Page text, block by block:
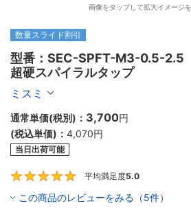
画像をタップして拡大イメージ
数量スライド割引
型番：SEC-SPFT-M3-0.5-2.5
超硬スパイラルタップ
ミスミ
通常単価(税別)： 3,700円
(税込単価)： 4,070円
当日出荷可能
平均満足度5.0
この商品のレビューをみる（5件）